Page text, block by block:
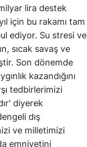
lira destek
için bu rakamı tam
ediyor. Su stresi ve
sıcak savaş ve
Son dönemde
kazandığını
tedbirlerimizi
diyerek
dış
ve milletimizi
emniyetini